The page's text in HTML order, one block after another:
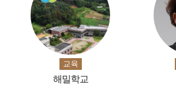
교육
해밀학교